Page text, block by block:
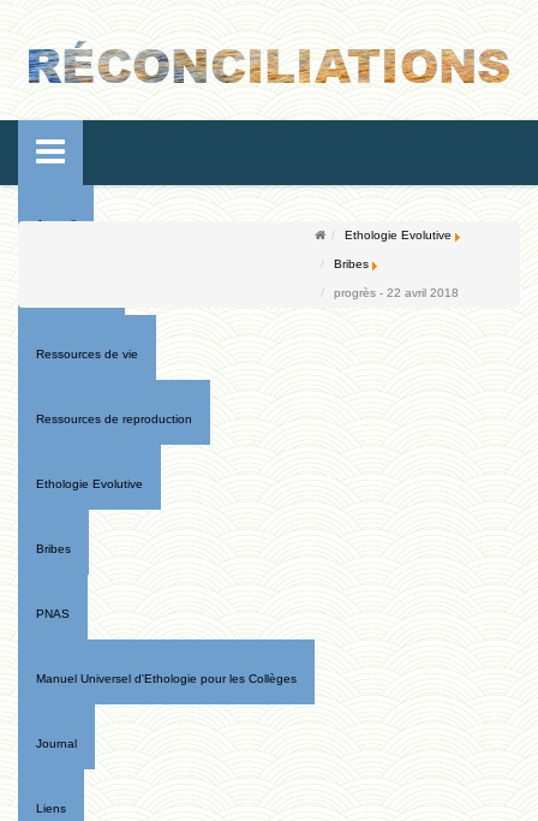
Accueil
Ressources de vie
Ressources de reproduction
Ethologie Evolutive
Bribes
PNAS
Manuel Universel d'Ethologie pour les Collèges
Journal
Liens
Ethologie Evolutive
Bribes
progrès - 22 avril 2018